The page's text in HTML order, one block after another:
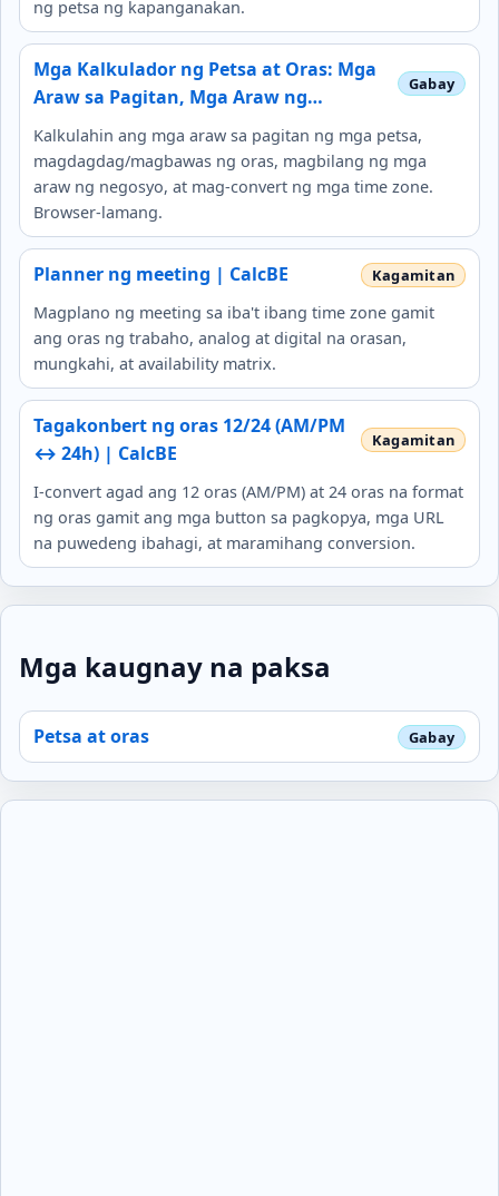
ng petsa ng kapanganakan.
Mga Kalkulador ng Petsa at Oras: Mga
Araw sa Pagitan, Mga Araw ng…
Kalkulahin ang mga araw sa pagitan ng mga petsa,
magdagdag/magbawas ng oras, magbilang ng mga
araw ng negosyo, at mag-convert ng mga time zone.
Browser-lamang.
Planner ng meeting | CalcBE
Magplano ng meeting sa iba't ibang time zone gamit
ang oras ng trabaho, analog at digital na orasan,
mungkahi, at availability matrix.
Tagakonbert ng oras 12/24 (AM/PM
↔ 24h) | CalcBE
I-convert agad ang 12 oras (AM/PM) at 24 oras na format
ng oras gamit ang mga button sa pagkopya, mga URL
na puwedeng ibahagi, at maramihang conversion.
Mga kaugnay na paksa
Petsa at oras